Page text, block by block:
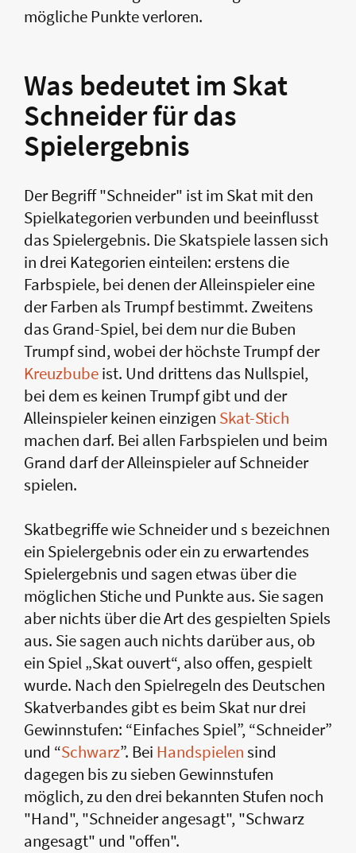
mögliche Punkte verloren.
Was bedeutet im Skat
Schneider für das
Spielergebnis
Der Begriff "Schneider" ist im Skat mit den
Spielkategorien verbunden und beeinflusst
das Spielergebnis. Die Skatspiele lassen sich
in drei Kategorien einteilen: erstens die
Farbspiele, bei denen der Alleinspieler eine
der Farben als Trumpf bestimmt. Zweitens
das Grand-Spiel, bei dem nur die Buben
Trumpf sind, wobei der höchste Trumpf der
Kreuzbubeist. Und drittens das Nullspiel,
bei dem es keinen Trumpf gibt und der
Alleinspieler keinen einzigen Skat-Stich
machen darf. Bei allen Farbspielen und beim
Grand darf der Alleinspieler auf Schneider
spielen.
Skatbegriffe wie Schneider und s bezeichnen
ein Spielergebnis oder ein zu erwartendes
Spielergebnis und sagen etwas über die
möglichen Stiche und Punkte aus. Sie sagen
aber nichts über die Art des gespielten Spiels
aus. Sie sagen auch nichts darüber aus, ob
ein Spiel „Skat ouvert“, also offen, gespielt
wurde. Nach den Spielregeln des Deutschen
Skatverbandes gibt es beim Skat nur drei
Gewinnstufen: “Einfaches Spiel”, “Schneider”
und “Schwarz”. Bei Handspielensind
dagegen bis zu sieben Gewinnstufen
möglich, zu den drei bekannten Stufen noch
"Hand", "Schneider angesagt", "Schwarz
angesagt" und "offen".